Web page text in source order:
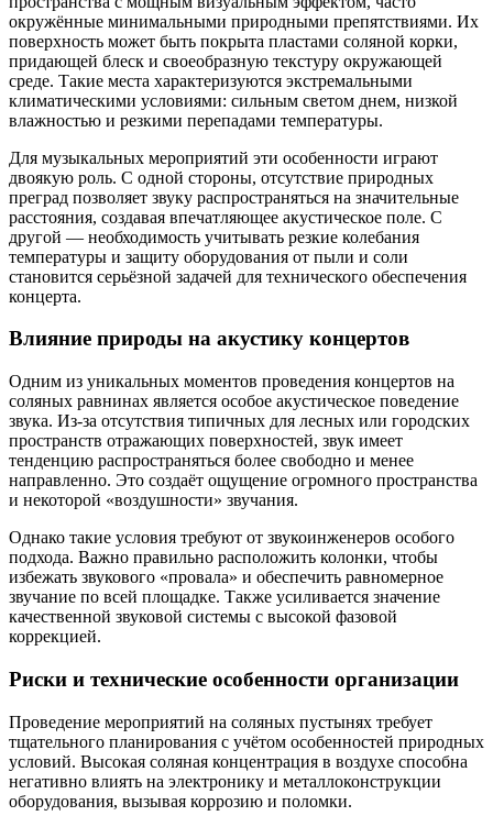
окружённые минимальными природными препятствиями. Их
поверхность может быть покрыта пластами соляной корки,
придающей блеск и своеобразную текстуру окружающей
среде. Такие места характеризуются экстремальными
климатическими условиями: сильным светом днем, низкой
влажностью и резкими перепадами температуры.
Для музыкальных мероприятий эти особенности играют
двоякую роль. С одной стороны, отсутствие природных
преград позволяет звуку распространяться на значительные
расстояния, создавая впечатляющее акустическое поле. С
другой — необходимость учитывать резкие колебания
температуры и защиту оборудования от пыли и соли
становится серьёзной задачей для технического обеспечения
концерта.
Влияние природы на акустику концертов
Одним из уникальных моментов проведения концертов на
соляных равнинах является особое акустическое поведение
звука. Из-за отсутствия типичных для лесных или городских
пространств отражающих поверхностей, звук имеет
тенденцию распространяться более свободно и менее
направленно. Это создаёт ощущение огромного пространства
и некоторой «воздушности» звучания.
Однако такие условия требуют от звукоинженеров особого
подхода. Важно правильно расположить колонки, чтобы
избежать звукового «провала» и обеспечить равномерное
звучание по всей площадке. Также усиливается значение
качественной звуковой системы с высокой фазовой
коррекцией.
Риски и технические особенности организации
Проведение мероприятий на соляных пустынях требует
тщательного планирования с учётом особенностей природных
условий. Высокая соляная концентрация в воздухе способна
негативно влиять на электронику и металлоконструкции
оборудования, вызывая коррозию и поломки.